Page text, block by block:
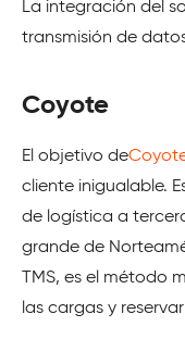
La integración del
transmisión de
Coyote
El objetivo de
cliente inigualable.
de logística a
grande de
TMS, es el método
las cargas y